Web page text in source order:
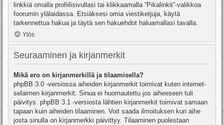
linkkiä omalla profiilisivullasi tai klikkaamalla “Pikalinkit”-valikkoa
foorumin ylälaidassa. Etsiäksesi omia viestiketjuja, käytä
tarkennettua hakua ja täytä sen hakuehdot haluamallasi tavalla.
Ylös
Seuraaminen ja kirjanmerkit
Mikä ero on kirjanmerkillä ja tilaamisella?
phpBB 3.0 -versiossa aiheiden kirjanmerkit toimivat kuten internet-
selaimen kirjanmerkit. Sinua ei huomautettu jos aiheeseen tuli
päivitys. phpBB 3.1 -versiosta lähtien kirjanmerkit toimivat samaan
tapaan kuin aiheiden tilaaminen. Voit saada ilmoituksen kun aihe
josta sinulla on kirjanmerkki päivittyy. Tilaaminen puolestaan